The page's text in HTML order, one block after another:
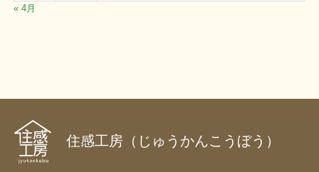
« 4月
住感工房（じゅうかんこうぼう）